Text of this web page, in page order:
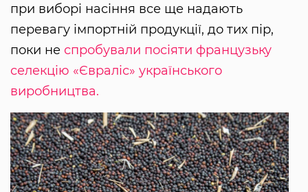
при виборі насіння все ще надають
перевагу імпортній продукції, до тих пір,
поки не спробували посіяти французьку
селекцію «Євраліс» українського
виробництва.